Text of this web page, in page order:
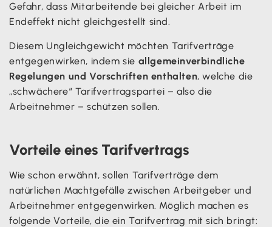
Gefahr, dass Mitarbeitende bei gleicher Arbeit im
Endeffekt nicht gleichgestellt sind.
Diesem Ungleichgewicht möchten Tarifverträge
entgegenwirken, indem sie allgemeinverbindliche
Regelungen und Vorschriften enthalten, welche die
„schwächere“ Tarifvertragspartei – also die
Arbeitnehmer – schützen sollen.
Vorteile eines Tarifvertrags
Wie schon erwähnt, sollen Tarifverträge dem
natürlichen Machtgefälle zwischen Arbeitgeber und
Arbeitnehmer entgegenwirken. Möglich machen es
folgende Vorteile, die ein Tarifvertrag mit sich bringt: